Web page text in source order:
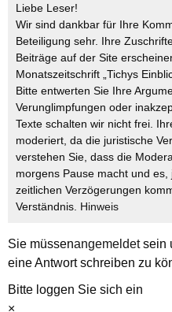
Liebe Leser!
Wir sind dankbar für Ihre
Beteiligung sehr. Ihre
Beiträge auf der Site
Monatszeitschrift „Tichys
Bitte entwerten Sie Ihre
Verunglimpfungen oder
Texte schalten wir nicht frei.
moderiert, da die juristische
verstehen Sie, dass die
morgens Pause macht und
zeitlichen Verzögerungen
Verständnis. Hinweis
Sie müssenangemeldetsein
eine Antwort schreiben zu
Bitte loggen Sie sich ein
×